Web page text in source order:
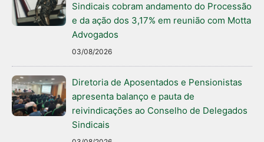
Sindicais cobram andamento do Processão
e da ação dos 3,17% em reunião com Motta
Advogados
03/08/2026
Diretoria de Aposentados e Pensionistas
apresenta balanço e pauta de
reivindicações ao Conselho de Delegados
Sindicais